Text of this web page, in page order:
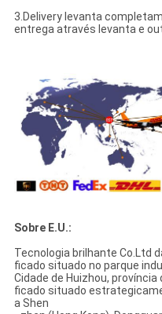
3.Delivery levanta
entrega através levanta e
Sobre E.U.:
Tecnologia brilhante Co.Ltd
ficado situado no parque
Cidade de Huizhou, província
ficado situado
a Shen